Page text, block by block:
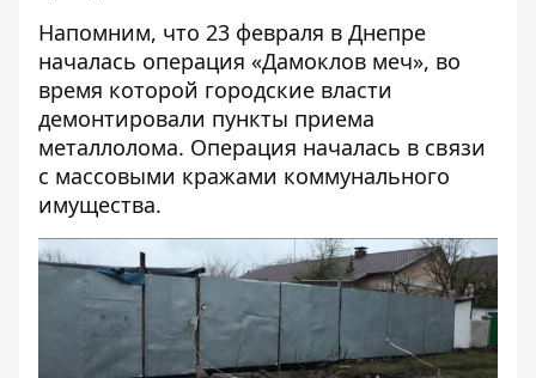
Напомним, что 23 февраля в Днепре
началась операция «Дамоклов меч», во
время которой городские власти
демонтировали пункты приема
металлолома. Операция началась в связи
с массовыми кражами коммунального
имущества.